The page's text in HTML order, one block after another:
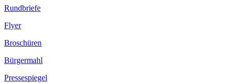
Rundbriefe
Flyer
Broschüren
Bürgermahl
Pressespiegel